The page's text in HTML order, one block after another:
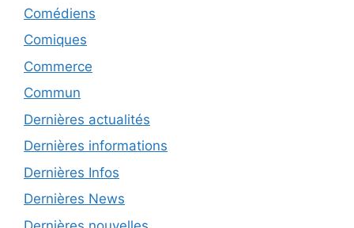
Comédiens
Comiques
Commerce
Commun
Dernières actualités
Dernières informations
Dernières Infos
Dernières News